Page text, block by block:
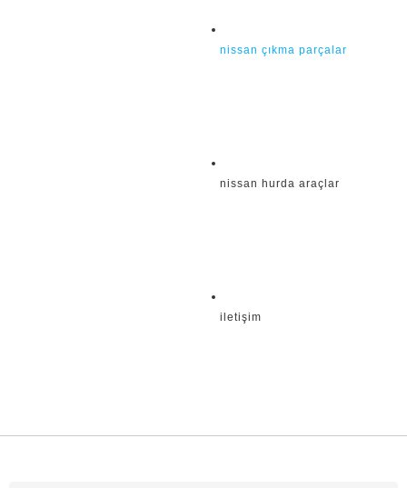
nissan çıkma parçalar
nissan hurda araçlar
i̇letişim